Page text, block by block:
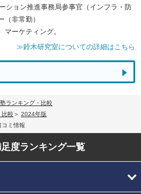
ション推進事務局参事官（インフラ・防
非常勤）
ーケティング。
≫鈴木研究室についての詳細はこちら
ランキング・比較
比較
2024年版
ミ情報
度ランキング一覧